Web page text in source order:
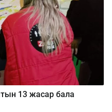
13 жасар бала